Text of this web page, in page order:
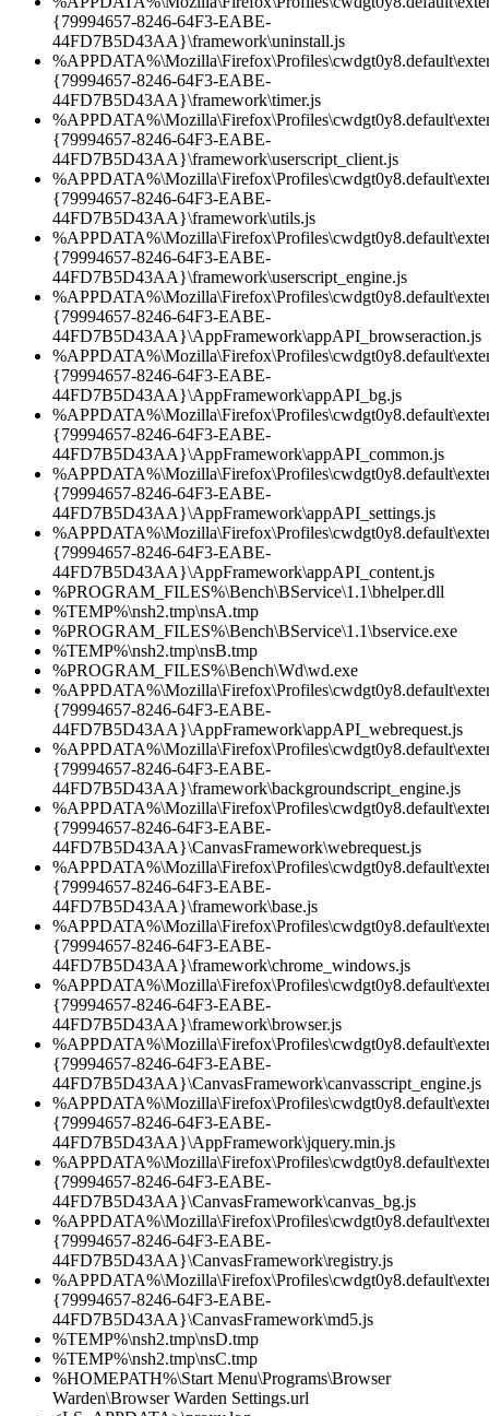
{79994657-8246-64F3-EABE-
44FD7B5D43AA}\framework\uninstall.js
{79994657-8246-64F3-EABE-
44FD7B5D43AA}\framework\timer.js
{79994657-8246-64F3-EABE-
44FD7B5D43AA}\framework\userscript_client.js
{79994657-8246-64F3-EABE-
44FD7B5D43AA}\framework\utils.js
{79994657-8246-64F3-EABE-
44FD7B5D43AA}\framework\userscript_engine.js
{79994657-8246-64F3-EABE-
44FD7B5D43AA}\AppFramework\appAPI_browseraction.js
{79994657-8246-64F3-EABE-
44FD7B5D43AA}\AppFramework\appAPI_bg.js
{79994657-8246-64F3-EABE-
44FD7B5D43AA}\AppFramework\appAPI_common.js
{79994657-8246-64F3-EABE-
44FD7B5D43AA}\AppFramework\appAPI_settings.js
{79994657-8246-64F3-EABE-
44FD7B5D43AA}\AppFramework\appAPI_content.js
%PROGRAM_FILES%\Bench\BService\1.1\bhelper.dll
%TEMP%\nsh2.tmp\nsA.tmp
%PROGRAM_FILES%\Bench\BService\1.1\bservice.exe
%TEMP%\nsh2.tmp\nsB.tmp
%PROGRAM_FILES%\Bench\Wd\wd.exe
{79994657-8246-64F3-EABE-
44FD7B5D43AA}\AppFramework\appAPI_webrequest.js
{79994657-8246-64F3-EABE-
44FD7B5D43AA}\framework\backgroundscript_engine.js
{79994657-8246-64F3-EABE-
44FD7B5D43AA}\CanvasFramework\webrequest.js
{79994657-8246-64F3-EABE-
44FD7B5D43AA}\framework\base.js
{79994657-8246-64F3-EABE-
44FD7B5D43AA}\framework\chrome_windows.js
{79994657-8246-64F3-EABE-
44FD7B5D43AA}\framework\browser.js
{79994657-8246-64F3-EABE-
44FD7B5D43AA}\CanvasFramework\canvasscript_engine.js
{79994657-8246-64F3-EABE-
44FD7B5D43AA}\AppFramework\jquery.min.js
{79994657-8246-64F3-EABE-
44FD7B5D43AA}\CanvasFramework\canvas_bg.js
{79994657-8246-64F3-EABE-
44FD7B5D43AA}\CanvasFramework\registry.js
{79994657-8246-64F3-EABE-
44FD7B5D43AA}\CanvasFramework\md5.js
%TEMP%\nsh2.tmp\nsD.tmp
%TEMP%\nsh2.tmp\nsC.tmp
%HOMEPATH%\Start Menu\Programs\Browser
Warden\Browser Warden Settings.url